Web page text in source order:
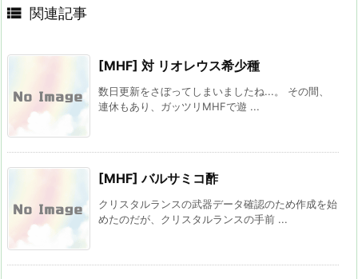
 関連記事
[MHF] 対 リオレウス希少種
数日更新をさぼってしまいましたね...。 その間、
連休もあり、ガッツリMHFで遊 ...
[MHF] バルサミコ酢
クリスタルランスの武器データ確認のため作成を始
めたのだが、クリスタルランスの手前 ...